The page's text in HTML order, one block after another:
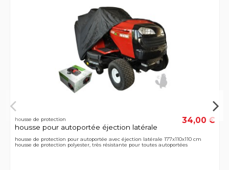
housse de protection
housse pour autoportée éjection latérale
34,00 €
housse de protection pour autoportée avec éjection latérale 177x110x110 cm
housse de protection polyester, très résistante pour toutes autoportées